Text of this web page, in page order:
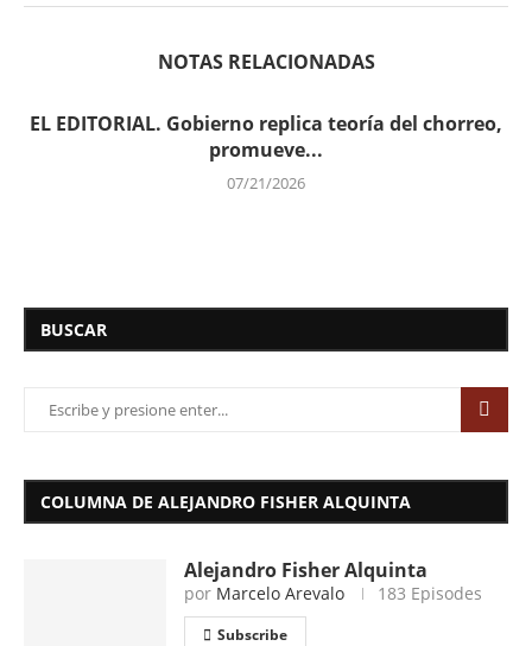
NOTAS RELACIONADAS
EL EDITORIAL. Gobierno replica teoría del chorreo,
promueve...
07/21/2026
BUSCAR
COLUMNA DE ALEJANDRO FISHER ALQUINTA
Alejandro Fisher Alquinta
por Marcelo Arevalo 183 Episodes
Subscribe